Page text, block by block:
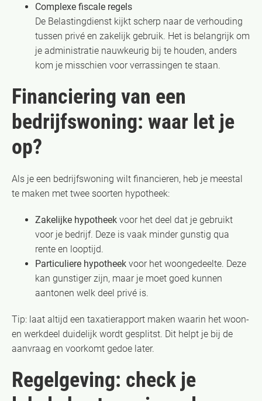
Complexe fiscale regels
De Belastingdienst kijkt scherp naar de verhouding
tussen privé en zakelijk gebruik. Het is belangrijk om
je administratie nauwkeurig bij te houden, anders
kom je misschien voor verrassingen te staan.
Financiering van een
bedrijfswoning: waar let je
op?
Als je een bedrijfswoning wilt financieren, heb je meestal
te maken met twee soorten hypotheek:
Zakelijke hypotheek voor het deel dat je gebruikt
voor je bedrijf. Deze is vaak minder gunstig qua
rente en looptijd.
Particuliere hypotheek voor het woongedeelte. Deze
kan gunstiger zijn, maar je moet goed kunnen
aantonen welk deel privé is.
Tip: laat altijd een taxatierapport maken waarin het woon-
en werkdeel duidelijk wordt gesplitst. Dit helpt je bij de
aanvraag en voorkomt gedoe later.
Regelgeving: check je